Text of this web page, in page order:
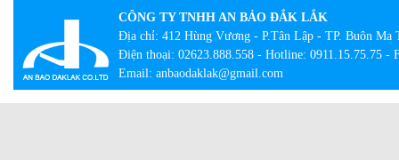
BẢO HỘ LAO ĐỘNG -
CẦN BIẾT
Lạ lẫm với tour bắt buộc mặc đồ
bảo hộ lao động
CÔNG TY TNHH AN BẢO ĐẮK LẮK
Địa chỉ: 412 Hùng Vương - P.Tân Lập - TP. Buôn Ma
Điện thoại: 02623.888.558 - Hotline: 0911.15.75.75 -
Email: anbaodaklak@gmail.com